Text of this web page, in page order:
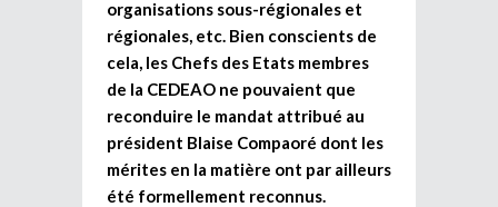
organisations sous-régionales et
régionales, etc. Bien conscients de
cela, les Chefs des Etats membres
de la CEDEAO ne pouvaient que
reconduire le mandat attribué au
président Blaise Compaoré dont les
mérites en la matière ont par ailleurs
été formellement reconnus.